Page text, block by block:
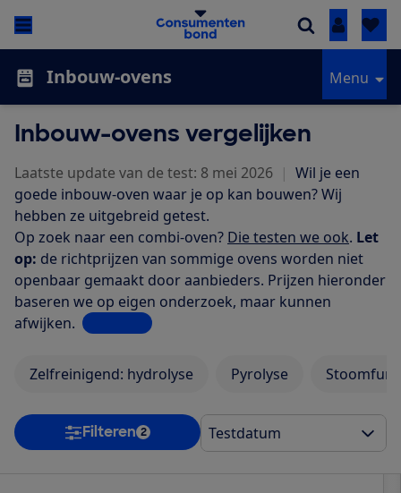
Inloggen
Inbouw-ovens Menu
Inbouw-ovens vergelijken
Laatste update van de test: 8 mei 2026 | Wil je een
goede inbouw-oven waar je op kan bouwen? Wij
hebben ze uitgebreid getest.
Op zoek naar een combi-oven? Die testen we ook. Let
op: de richtprijzen van sommige ovens worden niet
openbaar gemaakt door aanbieders. Prijzen hieronder
baseren we op eigen onderzoek, maar kunnen
afwijken. Lees meer
Zelfreinigend: hydrolyse Pyrolyse
Filteren 2